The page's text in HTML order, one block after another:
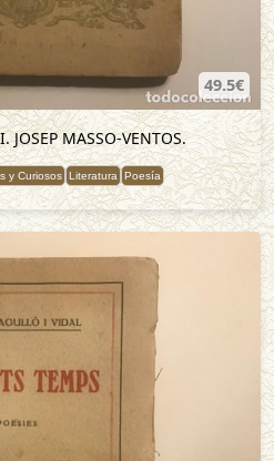
49.5€
JOSEP MASSO-VENTOS.
y Curiosos Literatura Poesía